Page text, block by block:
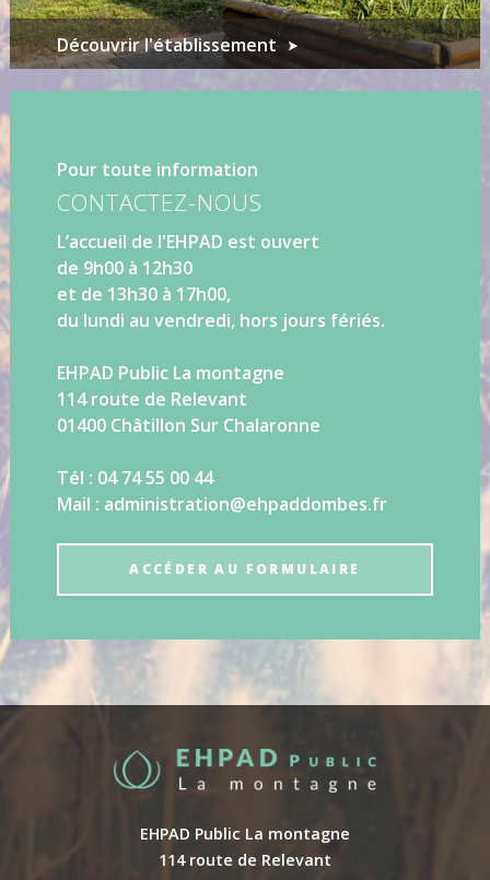
Découvrir l'établissement
Pour toute information
CONTACTEZ-NOUS
L’accueil de l'EHPAD est ouvert
de 9h00 à 12h30
et de 13h30 à 17h00,
du lundi au vendredi, hors jours fériés.
EHPAD Public La montagne
114 route de Relevant
01400 Châtillon Sur Chalaronne
Tél : 04 74 55 00 44
Mail : administration@ehpaddombes.fr
ACCÉDER AU FORMULAIRE
EHPAD Public La montagne
114 route de Relevant